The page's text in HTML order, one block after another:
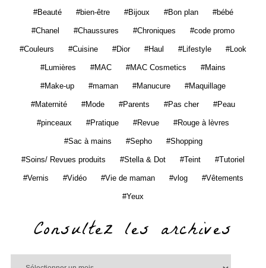
Beauté bien-être Bijoux Bon plan bébé
Chanel Chaussures Chroniques code promo
Couleurs Cuisine Dior Haul Lifestyle Look
Lumières MAC MAC Cosmetics Mains
Make-up maman Manucure Maquillage
Maternité Mode Parents Pas cher Peau
pinceaux Pratique Revue Rouge à lèvres
Sac à mains Sepho Shopping
Soins/ Revues produits Stella & Dot Teint Tutoriel
Vernis Vidéo Vie de maman vlog Vêtements
Yeux
Consultez les archives